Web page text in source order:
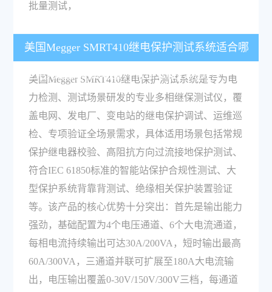
批量测试，
美国Megger SMRT410继电保护测试系统适合哪
些电力检测测试场景，有什么核心优势？
美国Megger SMRT410继电保护测试系统是专为电
力检测、测试场景研发的专业多相继保测试仪，覆
盖电网、发电厂、变电站的继电保护调试、运维巡
检、专项验证全场景需求，具体适用场景包括常规
保护继电器校验、高阻抗方向过流接地保护测试、
符合IEC 61850标准的智能站保护合规性测试、大
型保护系统背靠背测试、绝缘相关保护装置验证
等。该产品的核心优势十分突出：首先是输出能力
强劲，基础配置为4个电压通道、6个大电流通道，
每相电流持续输出可达30A/200VA，短时输出最高
60A/300VA，三通道并联可扩展至180A大电流输
出，电压输出覆盖0-30V/150V/300V三档，每通道